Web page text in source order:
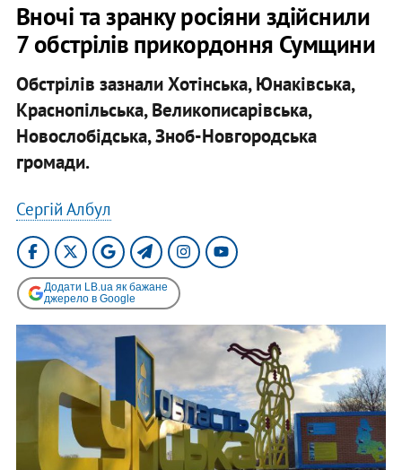
Вночі та зранку росіяни здійснили
7 обстрілів прикордоння Сумщини
Обстрілів зазнали Хотінська, Юнаківська,
Краснопільська, Великописарівська,
Новослобідська, Зноб-Новгородська
громади.
Сергій Албул
Додати LB.ua як бажане
джерело в Google